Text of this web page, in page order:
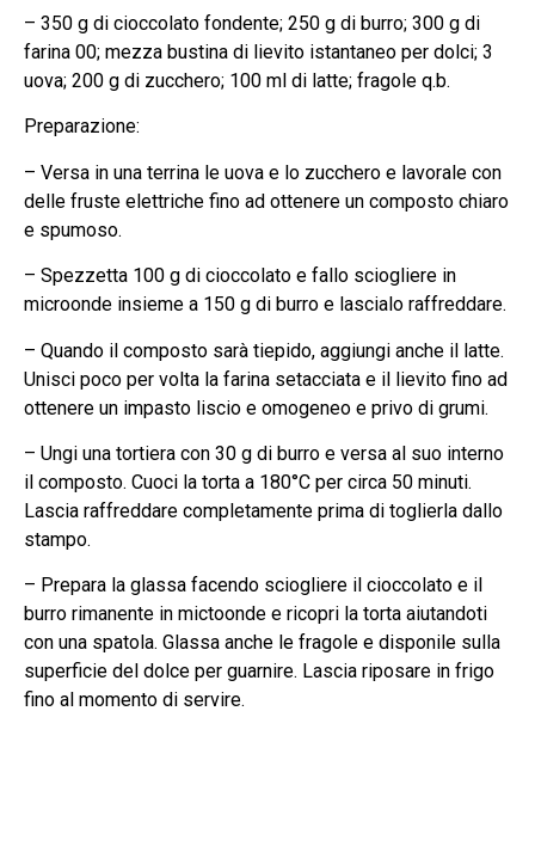
– 350 g di cioccolato fondente; 250 g di burro; 300 g di
farina 00; mezza bustina di lievito istantaneo per dolci; 3
uova; 200 g di zucchero; 100 ml di latte; fragole q.b.
Preparazione:
– Versa in una terrina le uova e lo zucchero e lavorale con
delle fruste elettriche fino ad ottenere un composto chiaro
e spumoso.
– Spezzetta 100 g di cioccolato e fallo sciogliere in
microonde insieme a 150 g di burro e lascialo raffreddare.
– Quando il composto sarà tiepido, aggiungi anche il latte.
Unisci poco per volta la farina setacciata e il lievito fino ad
ottenere un impasto liscio e omogeneo e privo di grumi.
– Ungi una tortiera con 30 g di burro e versa al suo interno
il composto. Cuoci la torta a 180°C per circa 50 minuti.
Lascia raffreddare completamente prima di toglierla dallo
stampo.
– Prepara la glassa facendo sciogliere il cioccolato e il
burro rimanente in mictoonde e ricopri la torta aiutandoti
con una spatola. Glassa anche le fragole e disponile sulla
superficie del dolce per guarnire. Lascia riposare in frigo
fino al momento di servire.